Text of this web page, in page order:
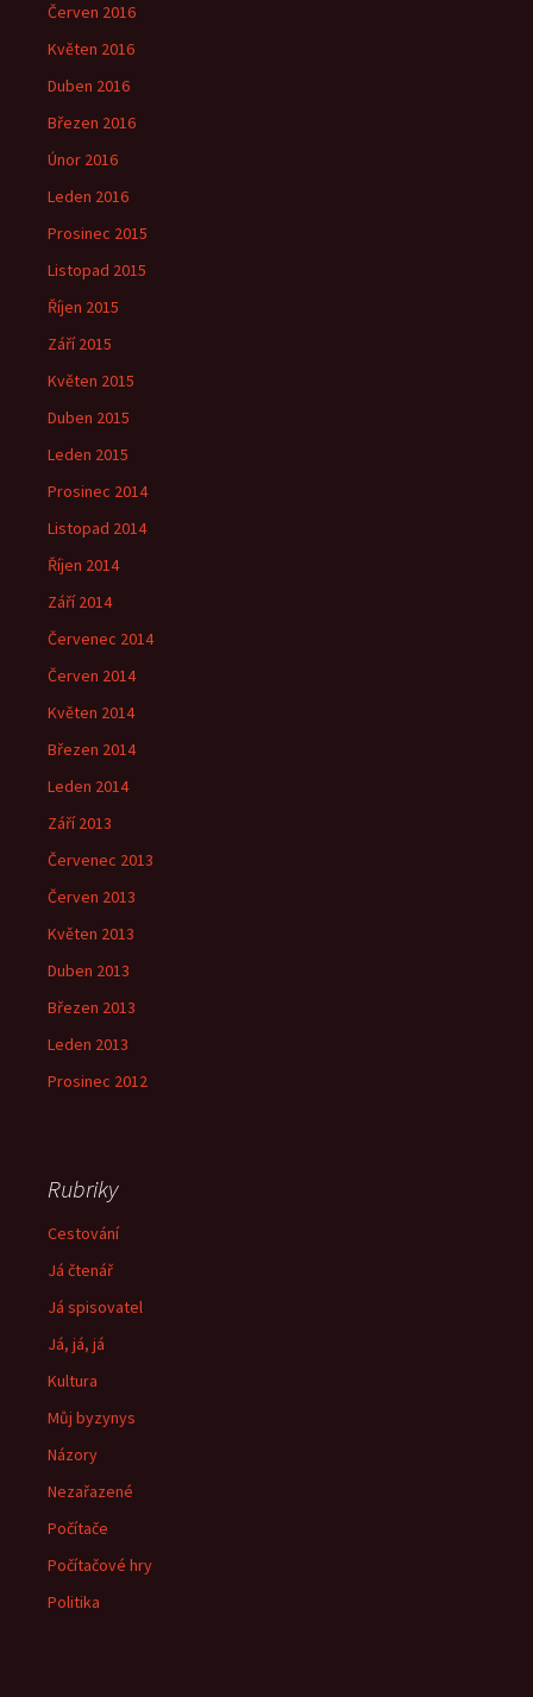
Červen 2016
Květen 2016
Duben 2016
Březen 2016
Únor 2016
Leden 2016
Prosinec 2015
Listopad 2015
Říjen 2015
Září 2015
Květen 2015
Duben 2015
Leden 2015
Prosinec 2014
Listopad 2014
Říjen 2014
Září 2014
Červenec 2014
Červen 2014
Květen 2014
Březen 2014
Leden 2014
Září 2013
Červenec 2013
Červen 2013
Květen 2013
Duben 2013
Březen 2013
Leden 2013
Prosinec 2012
Rubriky
Cestování
Já čtenář
Já spisovatel
Já, já, já
Kultura
Můj byzynys
Názory
Nezařazené
Počítače
Počítačové hry
Politika